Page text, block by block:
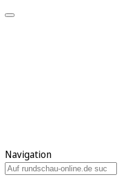
Navigation